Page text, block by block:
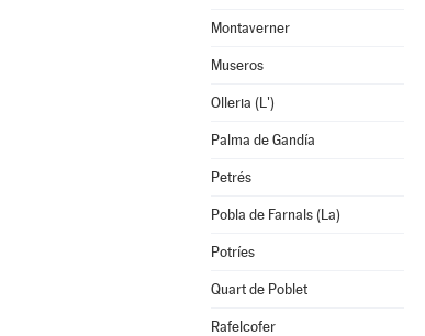
Montaverner
Museros
Olleria (L')
Palma de Gandía
Petrés
Pobla de Farnals (La)
Potríes
Quart de Poblet
Rafelcofer